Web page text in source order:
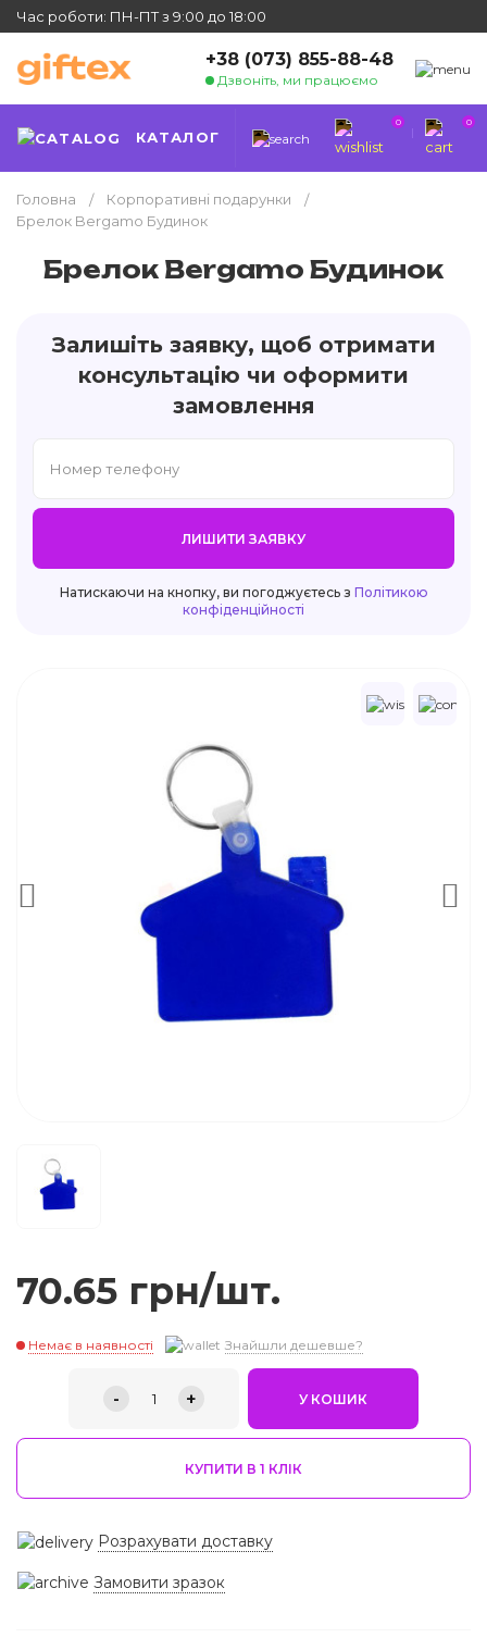
Час роботи: ПН-ПТ з 9:00 до 18:00
+38 (073) 855-88-48
Дзвоніть, ми працюємо
КАТАЛОГ
0 0
Головна
Корпоративні подарунки
Брелок Bergamo Будинок
Брелок Bergamo Будинок
Залишіть заявку, щоб отримати
консультацію чи оформити
замовлення
ЛИШИТИ ЗАЯВКУ
Натискаючи на кнопку, ви погоджуєтесь з Політикою
конфіденційності
70.65 грн/шт.
Немає в наявності Знайшли дешевше?
- 1 + У КОШИК
КУПИТИ В 1 КЛIК
Розрахувати доставку
Замовити зразок